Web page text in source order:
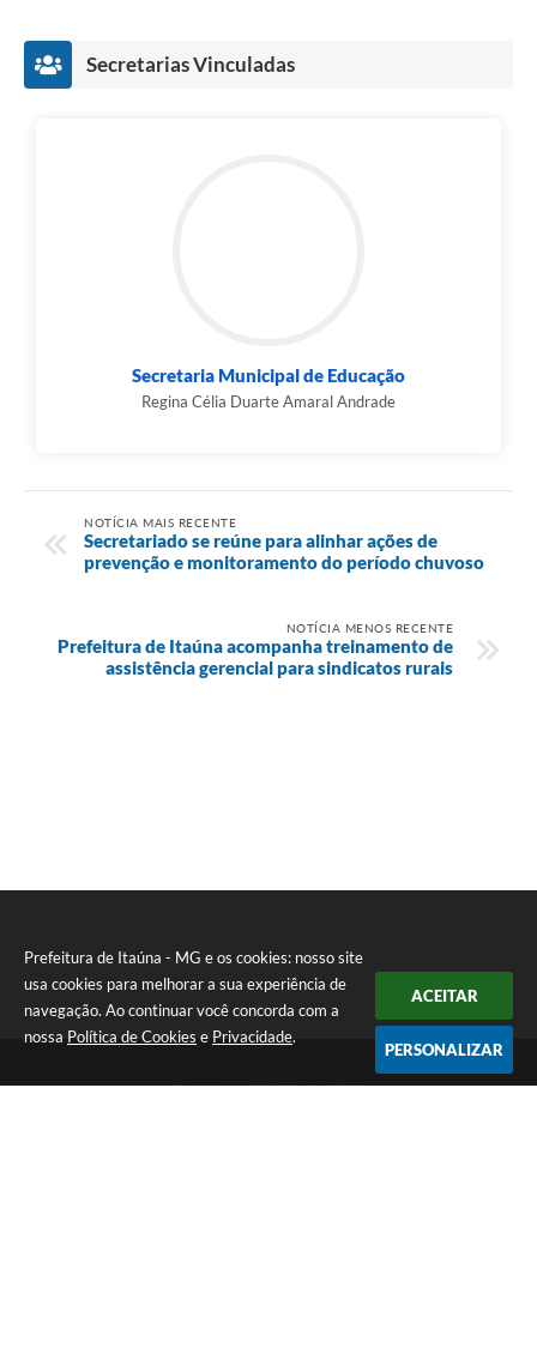
Prefeitura de Itaúna - MG e os cookies: nosso site
usa cookies para melhorar a sua experiência de
navegação. Ao continuar você concorda com a
nossa Política de Cookies e Privacidade.
ACEITAR
PERSONALIZAR
Secretarias Vinculadas
Secretaria Municipal de Educação
Regina Célia Duarte Amaral Andrade
NOTÍCIA MAIS RECENTE
Secretariado se reúne para alinhar ações de
prevenção e monitoramento do período chuvoso
NOTÍCIA MENOS RECENTE
Prefeitura de Itaúna acompanha treinamento de
assistência gerencial para sindicatos rurais
Telefone: (37) 3249-9500